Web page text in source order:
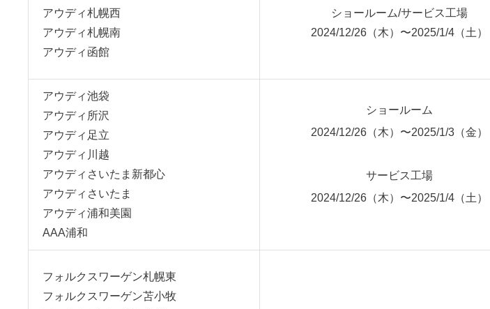
アウディ札幌西
アウディ札幌南
アウディ函館
ショールーム/サービス工場
2024/12/26（木）〜2025/1/4（土）
アウディ池袋
アウディ所沢
アウディ足立
アウディ川越
アウディさいたま新都心
アウディさいたま
アウディ浦和美園
AAA浦和
ショールーム
2024/12/26（木）〜2025/1/3（金）
サービス工場
2024/12/26（木）〜2025/1/4（土）
フォルクスワーゲン札幌東
フォルクスワーゲン苫小牧